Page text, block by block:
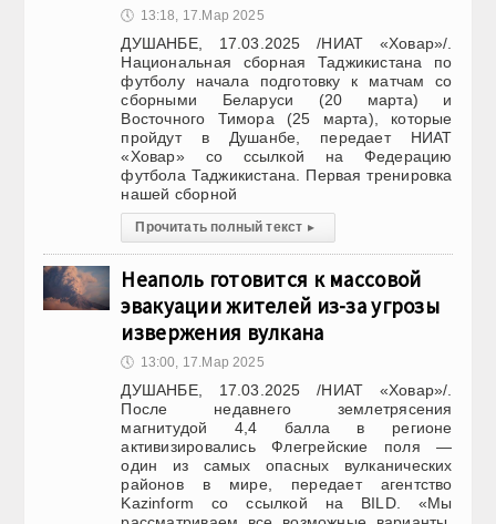
🕔 13:18, 17.Мар 2025
ДУШАНБЕ, 17.03.2025 /НИАТ «Ховар»/.
Национальная сборная Таджикистана по
футболу начала подготовку к матчам со
сборными Беларуси (20 марта) и
Восточного Тимора (25 марта), которые
пройдут в Душанбе, передает НИАТ
«Ховар» со ссылкой на Федерацию
футбола Таджикистана. Первая тренировка
нашей сборной
Прочитать полный текст ▸
Неаполь готовится к массовой
эвакуации жителей из-за угрозы
извержения вулкана
🕔 13:00, 17.Мар 2025
ДУШАНБЕ, 17.03.2025 /НИАТ «Ховар»/.
После недавнего землетрясения
магнитудой 4,4 балла в регионе
активизировались Флегрейские поля —
один из самых опасных вулканических
районов в мире, передает агентство
Kazinform со ссылкой на BILD. «Мы